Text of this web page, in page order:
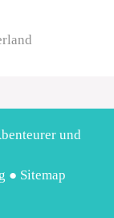
und
● Sitemap